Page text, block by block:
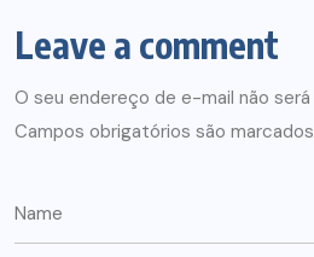
Leave a comment
O seu endereço de e-mail não será
Campos obrigatórios são